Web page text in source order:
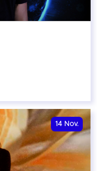
14 Nov.